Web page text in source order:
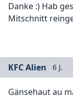
Danke :) Hab
Mitschnitt
KFC Alien 6 J.
Gänsehaut au